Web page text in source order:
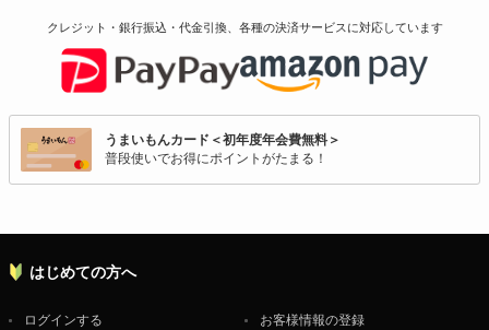
クレジット・銀行振込・代金引換、各種の決済サービスに対応しています
うまいもんカード＜初年度年会費無料＞
普段使いでお得にポイントがたまる！
はじめての方へ
ログインする お客様情報の登録